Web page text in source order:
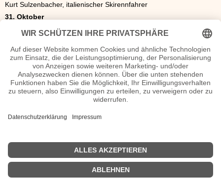
Kurt Sulzenbacher, italienischer Skirennfahrer
31. Oktober
José María Gutiérrez, spanischer Fußballspieler
Die Geschenkidee
Das ideale Geschenk. Eine Zeitung vom Oktober 1976. Was war
los in Politik, Sport oder Kultur? Als Geburtstagsgeschenk eine
original historische Tageszeitung oder Illustrierte z.B. als
Geburtstagszeitung oder Hochzeitszeitung zur goldenen Hochzeit.
Zeitungen und Magazine 1976
1976>>